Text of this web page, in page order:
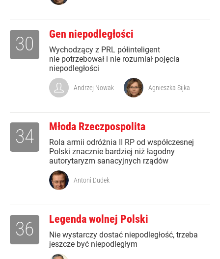
Gen niepodległości
Wychodzący z PRL półinteligent
nie potrzebował i nie rozumiał pojęcia
niepodległości
30
Andrzej Nowak Agnieszka Sijka
Młoda Rzeczpospolita
Rola armii odróżnia II RP od współczesnej
Polski znacznie bardziej niż łagodny
autorytaryzm sanacyjnych rządów
34
Antoni Dudek
Legenda wolnej Polski
Nie wystarczy dostać niepodległość, trzeba
jeszcze być niepodległym
36